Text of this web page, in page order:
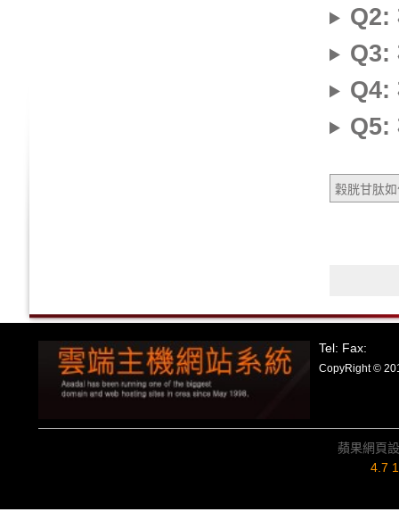
Q2:
Q3:
Q4:
Q5:
穀胱甘肽
Tel: Fax:
CopyRight ©
蘋果網頁
4.7